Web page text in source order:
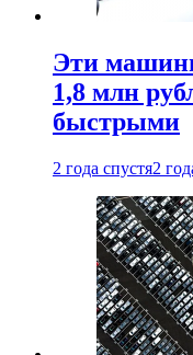
Эти
1,8 млн
быстрыми
2 года спустя2